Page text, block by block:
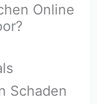
Online
Schaden